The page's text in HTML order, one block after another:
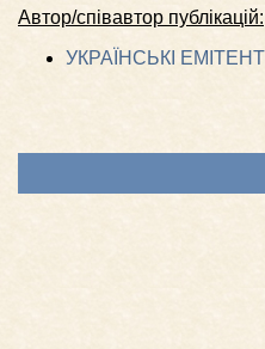
Автор/співавтор публікацій:
УКРАЇНСЬКІ